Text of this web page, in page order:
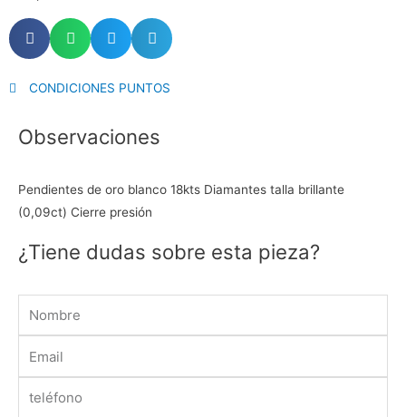
CONDICIONES PUNTOS
Observaciones
Pendientes de oro blanco 18kts Diamantes talla brillante
(0,09ct) Cierre presión
¿Tiene dudas sobre esta pieza?